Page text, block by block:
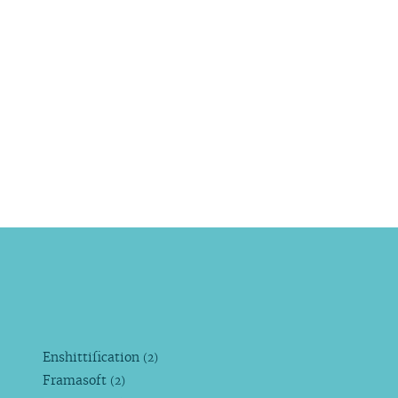
Enshittification (2)
Framasoft (2)